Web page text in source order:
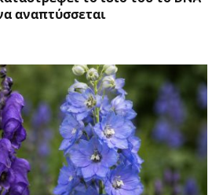
αναπτύσσεται